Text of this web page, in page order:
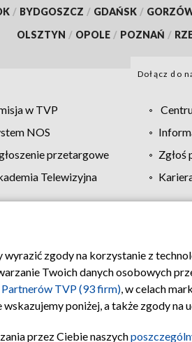
/ BYDGOSZCZ / GDAŃSK /
OLSZTYN / OPOLE / POZNAŃ /
Dołącz do
w TVP
NOS
przetargowe Zgłoś
Telewizyjna
TVP Polityka prywatności
zgody na korzystanie z
Twoich danych osobowych
Partnerów TVP (93 firm), w celach
poniżej, a także zgody
przez Ciebie naszych